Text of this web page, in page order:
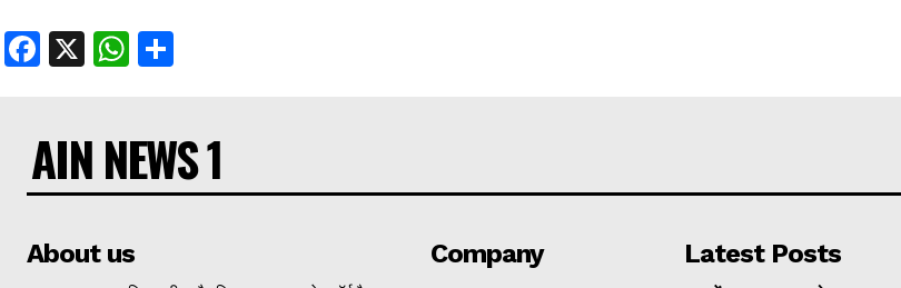
Facebook
X WhatsApp
AIN NEWS 1
About us Company Latest Posts